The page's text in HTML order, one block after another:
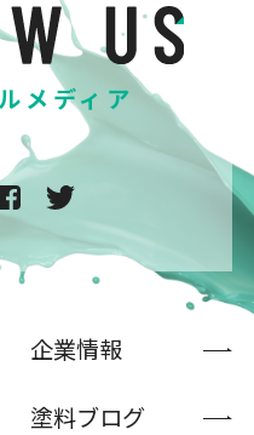
メディア
企業情報
塗料ブログ